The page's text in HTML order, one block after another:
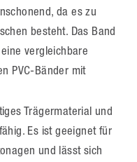
da es zu
besteht. Das Band
vergleichbare
PVC-Bänder mit
Trägermaterial und
Es ist geeignet für
und lässt sich